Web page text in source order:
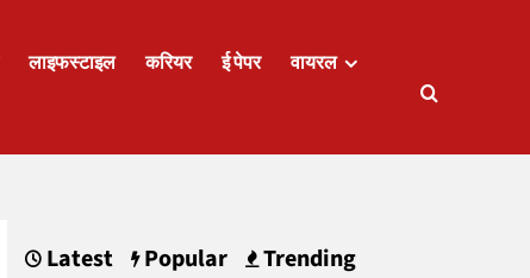
लाइफस्टाइल करियर ई पेपर वायरल
Latest Popular Trending